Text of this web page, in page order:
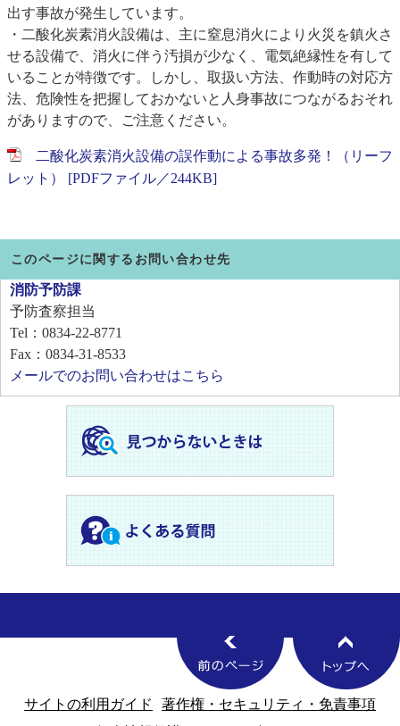
出す事故が発生しています。
・二酸化炭素消火設備は、主に窒息消火により火災を鎮火さ
せる設備で、消火に伴う汚損が少なく、電気絶縁性を有して
いることが特徴です。しかし、取扱い方法、作動時の対応方
法、危険性を把握しておかないと人身事故につながるおそれ
がありますので、ご注意ください。
二酸化炭素消火設備の誤作動による事故多発！（リーフ
レット） [PDFファイル／244KB]
このページに関するお問い合わせ先
消防予防課
予防査察担当
Tel：0834-22-8771
Fax：0834-31-8533
メールでのお問い合わせはこちら
サイトの利用ガイド
著作権・セキュリティ・免責事項